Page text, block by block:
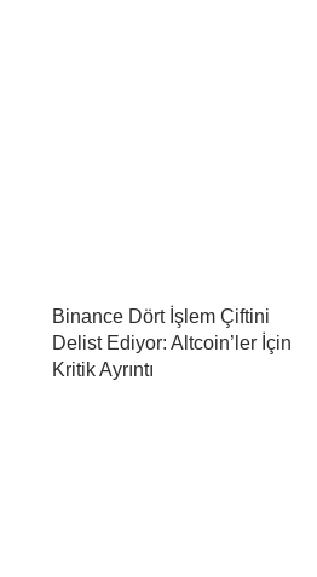
Binance Dört İşlem Çiftini
Delist Ediyor: Altcoin’ler İçin
Kritik Ayrıntı